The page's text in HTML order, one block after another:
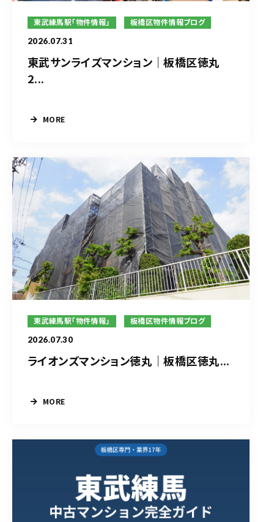
東武練馬駅「物件情報」 板橋区物件情報ブログ
2026.07.31
東武サンライズマンション｜板橋区徳丸
2...
MORE
東武練馬駅「物件情報」 板橋区物件情報ブログ
2026.07.30
ライオンズマンション徳丸｜板橋区徳丸...
MORE